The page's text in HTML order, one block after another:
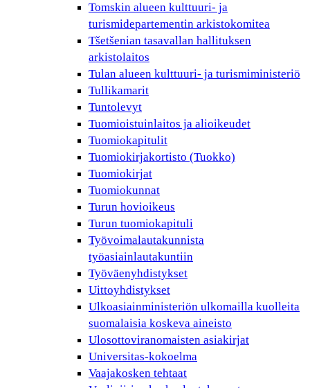
Tomskin alueen kulttuuri- ja
turismidepartementin arkistokomitea
Tšetšenian tasavallan hallituksen
arkistolaitos
Tulan alueen kulttuuri- ja turismiministeriö
Tullikamarit
Tuntolevyt
Tuomioistuinlaitos ja alioikeudet
Tuomiokapitulit
Tuomiokirjakortisto (Tuokko)
Tuomiokirjat
Tuomiokunnat
Turun hovioikeus
Turun tuomiokapituli
Työvoimalautakunnista
työasiainlautakuntiin
Työväenyhdistykset
Uittoyhdistykset
Ulkoasiainministeriön ulkomailla kuolleita
suomalaisia koskeva aineisto
Ulosottoviranomaisten asiakirjat
Universitas-kokoelma
Vaajakosken tehtaat